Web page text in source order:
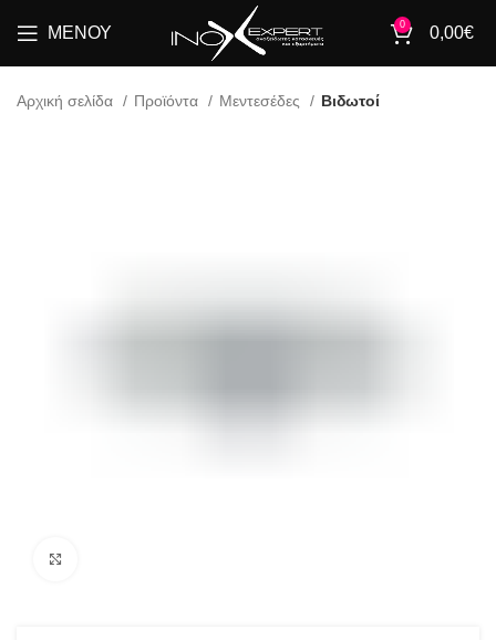
ΜΕΝΟΎ 0 0,00€
Αρχική σελίδα Προϊόντα Μεντεσέδες Βιδωτοί